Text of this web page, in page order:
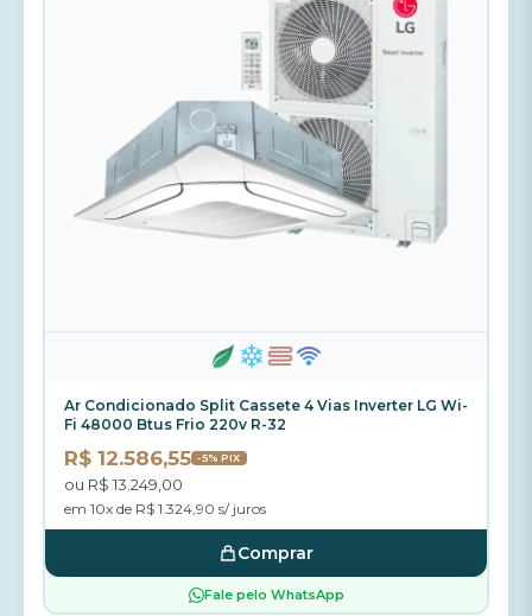
Ar Condicionado Split Cassete 4 Vias Inverter LG Wi-
Fi 48000 Btus Frio 220v R-32
R$ 12.586,55 -5% PIX
ou R$ 13.249,00
em 10x de R$ 1.324,90 s/ juros
Comprar
Fale pelo WhatsApp